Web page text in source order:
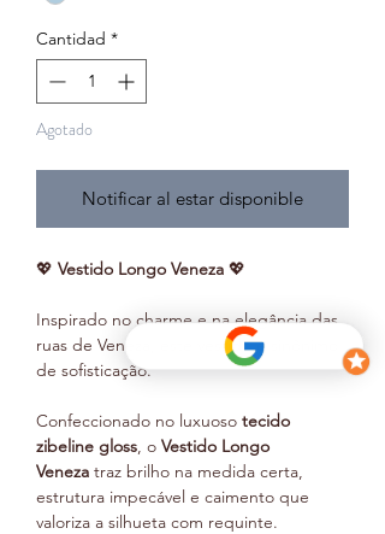
Cantidad *
Agotado
Notificar al estar disponible
💖 Vestido Longo Veneza 💖
Inspirado no charme e na elegância das
ruas de Veneza, este vestido é sinônimo
de sofisticação.
Confeccionado no luxuoso tecido
zibeline gloss, o Vestido Longo
Veneza traz brilho na medida certa,
estrutura impecável e caimento que
valoriza a silhueta com requinte.